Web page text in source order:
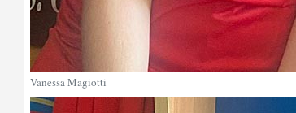
Vanessa Magiotti